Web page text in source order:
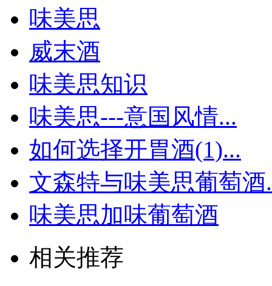
味美思
威末酒
味美思知识
味美思---意国风情...
如何选择开胃酒(1)...
文森特与味美思葡萄酒
味美思加味葡萄酒
相关推荐